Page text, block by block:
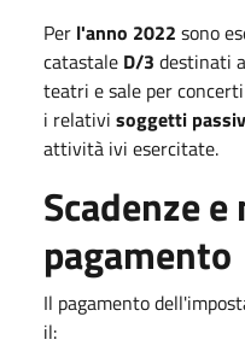
Per l'anno 2022 sono
catastale D/3 destinati
teatri e sale per
i relativi soggetti
attività ivi esercitate.
Scadenze
pagamento
Il pagamento
il: